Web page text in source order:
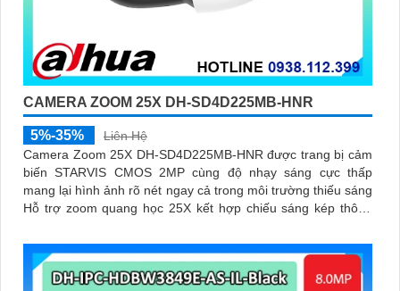
CAMERA ZOOM 25X DH-SD4D225MB-HNR
5%-35%
Liên Hệ
Camera Zoom 25X DH-SD4D225MB-HNR được trang bị cảm
biến STARVIS CMOS 2MP cùng độ nhạy sáng cực thấp
mang lại hình ảnh rõ nét ngay cả trong môi trường thiếu sáng
Hỗ trợ zoom quang học 25X kết hợp chiếu sáng kép thông
quay quét linh hoạt cùng chuẩn chống nước IP67 giúp quan
sát ổn định ngoài trời